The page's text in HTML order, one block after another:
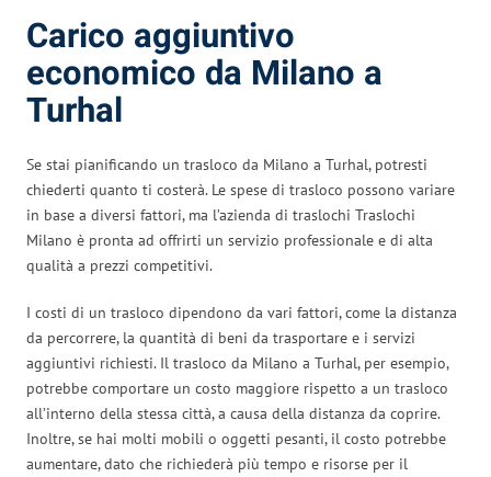
Carico aggiuntivo
economico da Milano a
Turhal
Se stai pianificando un trasloco da Milano a Turhal, potresti
chiederti quanto ti costerà. Le spese di trasloco possono variare
in base a diversi fattori, ma l’azienda di traslochi Traslochi
Milano è pronta ad offrirti un servizio professionale e di alta
qualità a prezzi competitivi.
I costi di un trasloco dipendono da vari fattori, come la distanza
da percorrere, la quantità di beni da trasportare e i servizi
aggiuntivi richiesti. Il trasloco da Milano a Turhal, per esempio,
potrebbe comportare un costo maggiore rispetto a un trasloco
all’interno della stessa città, a causa della distanza da coprire.
Inoltre, se hai molti mobili o oggetti pesanti, il costo potrebbe
aumentare, dato che richiederà più tempo e risorse per il